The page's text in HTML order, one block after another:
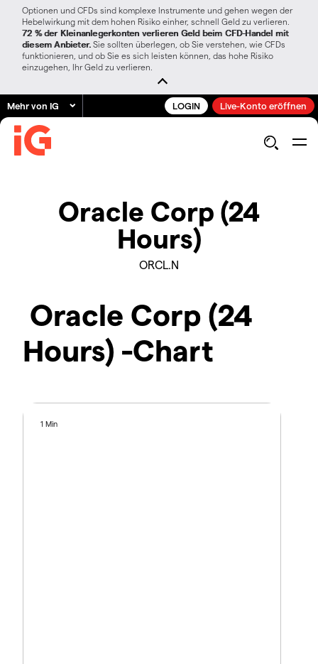
Optionen und CFDs sind komplexe Instrumente und gehen wegen der
Hebelwirkung mit dem hohen Risiko einher, schnell Geld zu verlieren.
72 % der Kleinanlegerkonten verlieren Geld beim CFD-Handel mit
diesem Anbieter. Sie sollten überlegen, ob Sie verstehen, wie CFDs
funktionieren, und ob Sie es sich leisten können, das hohe Risiko
einzugehen, Ihr Geld zu verlieren.
Mehr von IG LOGIN Live-Konto eröffnen
Oracle Corp (24
Hours)
ORCL.N
Oracle Corp (24
Hours) -Chart
1 Min